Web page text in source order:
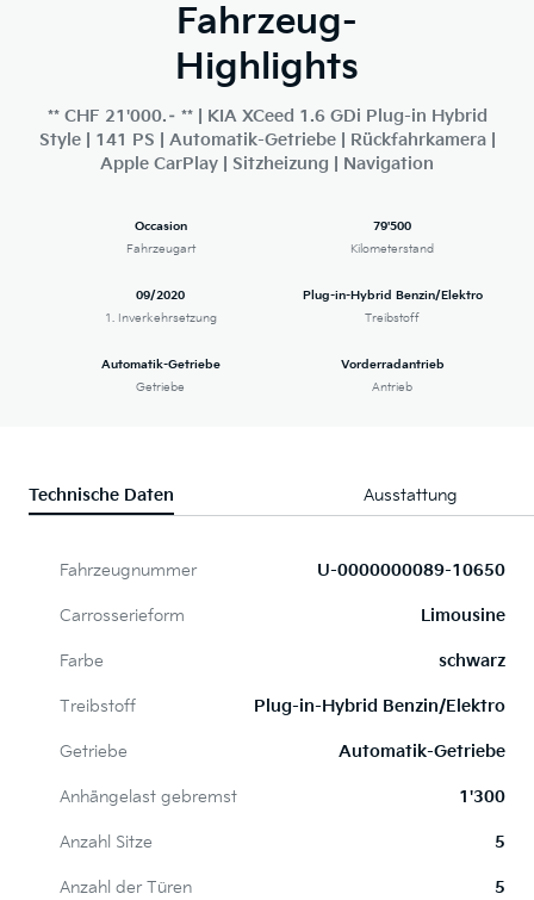
Fahrzeug-
Highlights
** CHF 21'000.– ** | KIA XCeed 1.6 GDi Plug-in Hybrid
Style | 141 PS | Automatik-Getriebe | Rückfahrkamera |
Apple CarPlay | Sitzheizung | Navigation
Occasion
Fahrzeugart
79'500
Kilometerstand
09/2020
1. Inverkehrsetzung
Plug-in-Hybrid Benzin/Elektro
Treibstoff
Automatik-Getriebe
Getriebe
Vorderradantrieb
Antrieb
Technische Daten Ausstattung
Fahrzeugnummer U-0000000089-10650
Carrosserieform Limousine
Farbe schwarz
Treibstoff Plug-in-Hybrid Benzin/Elektro
Getriebe Automatik-Getriebe
Anhängelast gebremst 1'300
Anzahl Sitze 5
Anzahl der Türen 5